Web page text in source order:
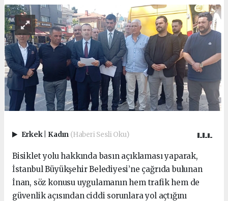
Erkek Kadın (Haberi Sesli Oku)
Bisiklet yolu hakkında basın açıklaması yaparak,
İstanbul Büyükşehir Belediyesi’ne çağrıda bulunan
İnan, söz konusu uygulamanın hem trafik hem de
güvenlik açısından ciddi sorunlara yol açtığını